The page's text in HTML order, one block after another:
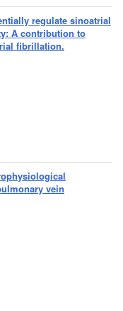
regulate sinoatrial
A contribution to
fibrillation.
vein